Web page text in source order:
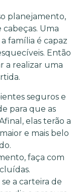
planejamento,
Uma
família é capaz
Então
a realizar uma
seguros e
para que as
elas terão a
e mais belo
faça com
a carteira de